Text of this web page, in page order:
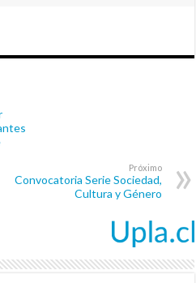
Próximo
Convocatoria Serie Sociedad,
Cultura y Género